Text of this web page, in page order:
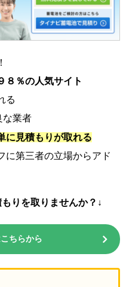
８％の人気サイト
る
な業者
に見積もりが取れる
に第三者の立場からアド
りを取りませんか？↓
ちらから